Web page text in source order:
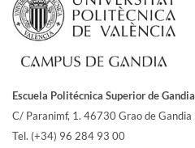
Escuela Politécnica Superior de Gandia
C/ Paranimf, 1. 46730 Grao de Gandia
Tel. (+34) 96 284 93 00